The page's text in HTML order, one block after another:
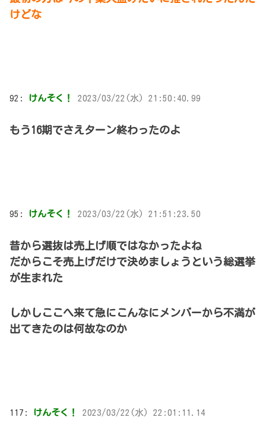
けどな
92: けんそく！ 2023/03/22(水) 21:50:40.99
もう16期でさえターン終わったのよ
95: けんそく！ 2023/03/22(水) 21:51:23.50
昔から選抜は売上げ順ではなかったよね
だからこそ売上げだけで決めましょうという総選挙
が生まれた
しかしここへ来て急にこんなにメンバーから不満が
出てきたのは何故なのか
117: けんそく！ 2023/03/22(水) 22:01:11.14